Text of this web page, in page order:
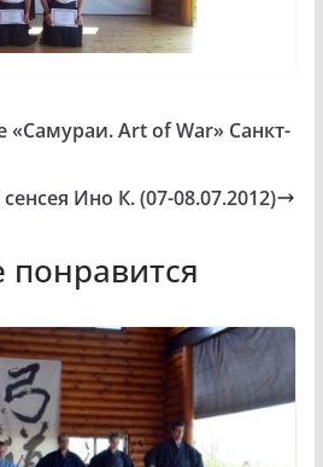
«Самураи. Art of War» Санкт-
Ино К. (07-08.07.2012)